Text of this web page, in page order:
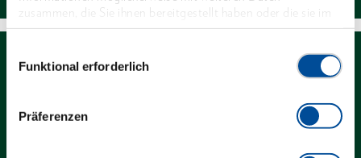
zusammen, die Sie ihnen bereitgestellt haben oder die sie im
Rahmen Ihrer Nutzung der Dienste gesammelt haben. Unsere
Funktional erforderlich
Präferenzen